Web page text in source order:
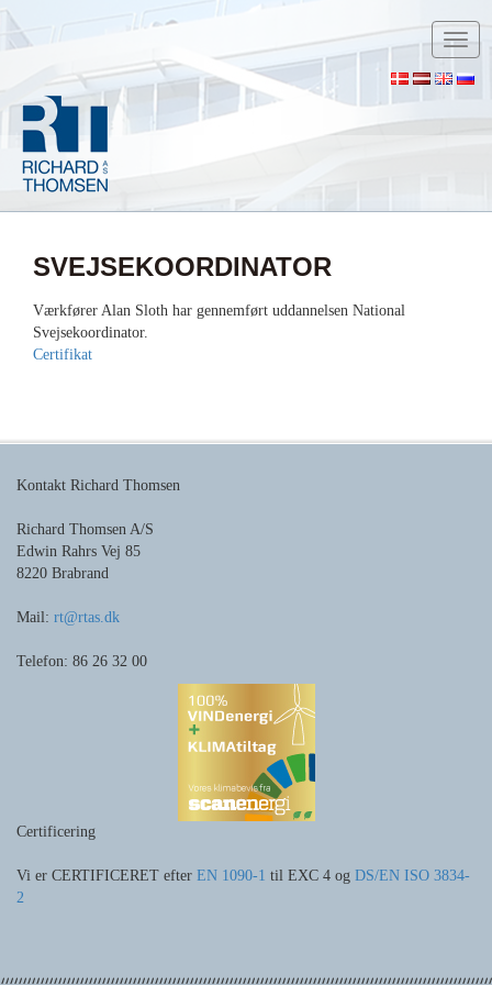
SVEJSEKOORDINATOR
Værkfører Alan Sloth har gennemført uddannelsen National
Svejsekoordinator.
Certifikat
Kontakt Richard Thomsen
Richard Thomsen A/S
Edwin Rahrs Vej 85
8220 Brabrand
Mail: rt@rtas.dk
Telefon: 86 26 32 00
Certificering
Vi er CERTIFICERET efter EN 1090-1 til EXC 4 og DS/EN ISO 3834-
2